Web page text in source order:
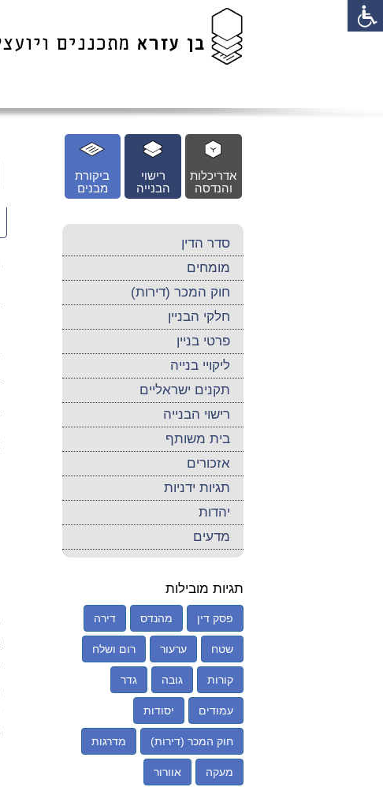
ביקורת
מבנים
רישוי
הבנייה
אדריכלות
והנדסה
סדר הדין
מומחים
חוק המכר (דירות)
חלקי הבניין
פרטי בניין
ליקויי בנייה
תקנים ישראליים
רישוי הבנייה
בית משותף
אזכורים
תגיות ידניות
יהדות
מדעים
תגיות מובילות
פסק דין מהנדס דירה
שטח ערעור רום ושלח
קורות גובה גדר
עמודים יסודות
חוק המכר (דירות) מדרגות
מעקה אוורור